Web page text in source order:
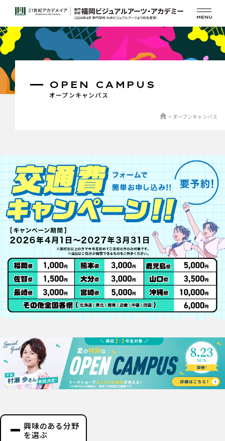
オープンキャンパス
OPEN CAMPUS
オープンキャンパス
興味のある分野
を選ぶ